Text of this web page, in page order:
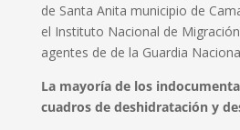
de Santa Anita municipio de
el Instituto Nacional de
agentes de de la Guardia
La mayoría de los
cuadros de deshidratación y